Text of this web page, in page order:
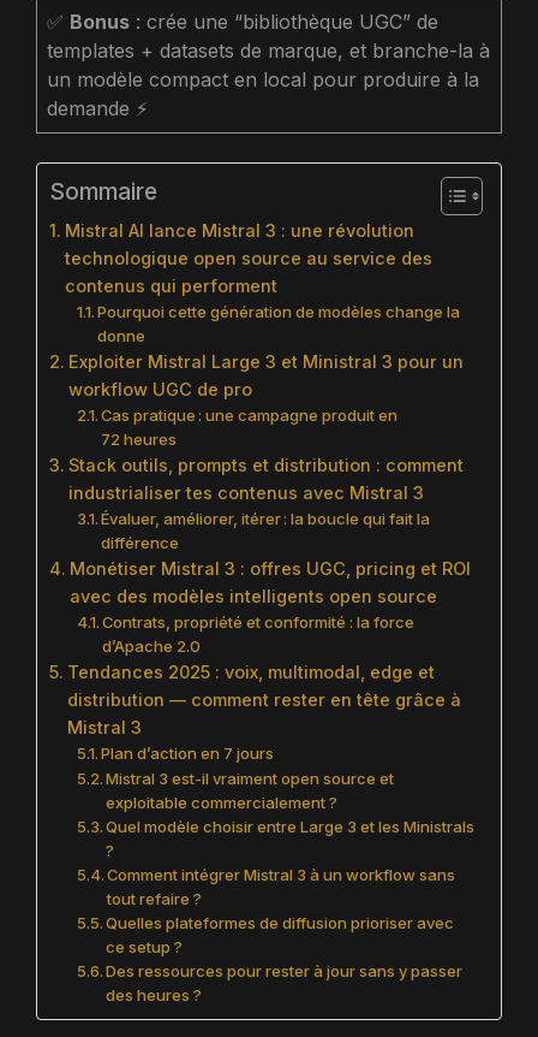
✅ Bonus : crée une “bibliothèque UGC” de
templates + datasets de marque, et branche-la à
un modèle compact en local pour produire à la
demande ⚡
Sommaire
Mistral AI lance Mistral 3 : une révolution
technologique open source au service des
contenus qui performent
Pourquoi cette génération de modèles change la
donne
Exploiter Mistral Large 3 et Ministral 3 pour un
workflow UGC de pro
Cas pratique : une campagne produit en
72 heures
Stack outils, prompts et distribution : comment
industrialiser tes contenus avec Mistral 3
Évaluer, améliorer, itérer : la boucle qui fait la
différence
Monétiser Mistral 3 : offres UGC, pricing et ROI
avec des modèles intelligents open source
Contrats, propriété et conformité : la force
d’Apache 2.0
Tendances 2025 : voix, multimodal, edge et
distribution — comment rester en tête grâce à
Mistral 3
Plan d’action en 7 jours
Mistral 3 est-il vraiment open source et
exploitable commercialement ?
Quel modèle choisir entre Large 3 et les Minist­rals
?
Comment intégrer Mistral 3 à un workflow sans
tout refaire ?
Quelles plateformes de diffusion prioriser avec
ce setup ?
Des ressources pour rester à jour sans y passer
des heures ?